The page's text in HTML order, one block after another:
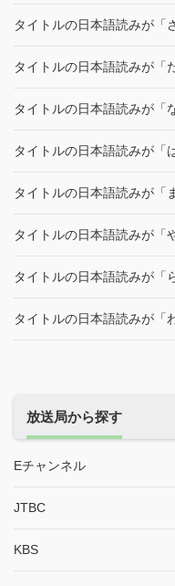
タイトルの日本語読みが「
タイトルの日本語読みが「
タイトルの日本語読みが「
タイトルの日本語読みが「
タイトルの日本語読みが「
タイトルの日本語読みが「
タイトルの日本語読みが「
タイトルの日本語読みが「
放送局から探す
Eチャンネル
JTBC
KBS